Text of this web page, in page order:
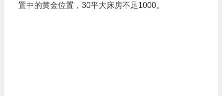
置中的黄金位置，30平大床房不足1000。